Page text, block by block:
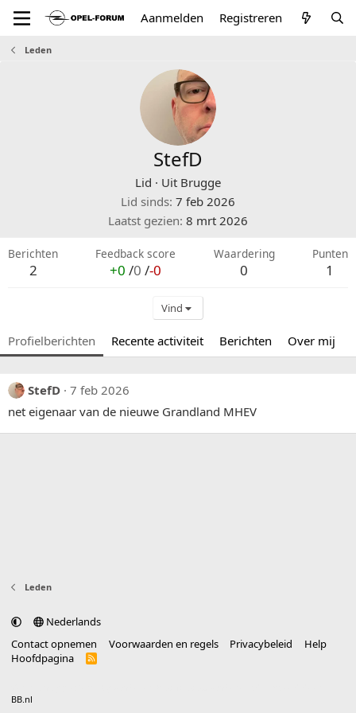
Aanmelden Registreren
Leden
StefD
Lid · Uit Brugge
Lid sinds 7 feb 2026
Laatst gezien 8 mrt 2026
Berichten
2
Feedback score
+0 /0 /-0
Waardering
0
Punten
1
Vind
Profielberichten Recente activiteit Berichten Over mij
StefD 7 feb 2026
net eigenaar van de nieuwe Grandland MHEV
Leden
Nederlands
Contact opnemen
Voorwaarden en regels Privacybeleid
Help
Hoofdpagina
R
BB.nl